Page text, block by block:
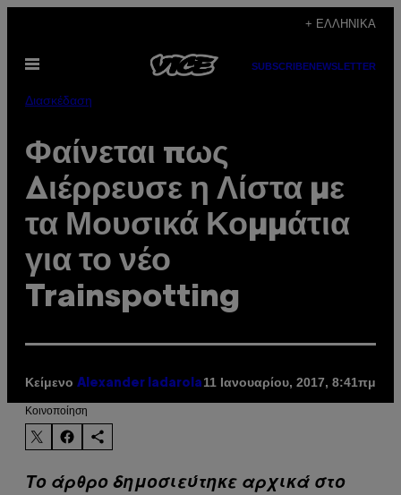
περιεχόμενο
+ ΕΛΛΗΝΙΚΆ
Ανοίξτε
SUBSCRIBENEWSLETTER
Διασκέδαση
Φαίνεται πως
Διέρρευσε η Λίστα με
τα Μουσικά Κομμάτια
για το νέο
Trainspotting
Κείμενο Alexander Iadarola 11 Ιανουαρίου, 2017, 8:41πμ
Kοινοποίηση
Το άρθρο δημοσιεύτηκε αρχικά στο